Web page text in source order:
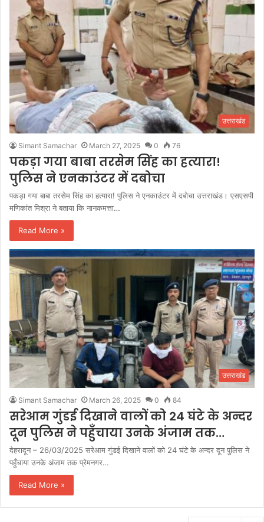
उत्तराखंड
Simant Samachar March 27, 2025 0 76
पकड़ा गया बाबा तरसेम सिंह का हत्यारा!
पुलिस ने एनकाउंटर में दबोचा
पकड़ा गया बाबा तरसेम सिंह का हत्यारा! पुलिस ने एनकाउंटर में दबोचा उत्तराखंड। एसएसपी
मणिकांत मिश्रा ने बताया कि नानकमत्ता…
Read More »
उत्तराखंड
Simant Samachar March 26, 2025 0 84
सरेआम गुंडई दिखाने वालों को 24 घंटे के अन्दर
दून पुलिस ने पहुँचाया उनके अंजाम तक…
देहरादून – 26/03/2025 सरेआम गुंडई दिखाने वालों को 24 घंटे के अन्दर दून पुलिस ने
पहुँचाया उनके अंजाम तक प्रेमनगर…
Read More »